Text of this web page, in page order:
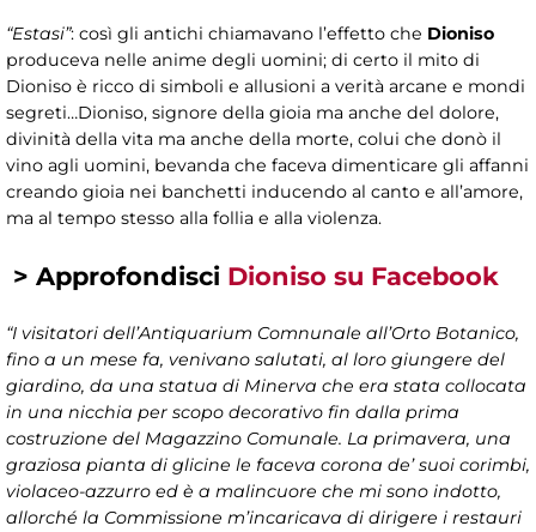
“Estasi”: così gli antichi chiamavano l’effetto che Dioniso
produceva nelle anime degli uomini; di certo il mito di
Dioniso è ricco di simboli e allusioni a verità arcane e mondi
segreti…Dioniso, signore della gioia ma anche del dolore,
divinità della vita ma anche della morte, colui che donò il
vino agli uomini, bevanda che faceva dimenticare gli affanni
creando gioia nei banchetti inducendo al canto e all’amore,
ma al tempo stesso alla follia e alla violenza.
> Approfondisci Dioniso su Facebook
“I visitatori dell’Antiquarium Comnunale all’Orto Botanico,
fino a un mese fa, venivano salutati, al loro giungere del
giardino, da una statua di Minerva che era stata collocata
in una nicchia per scopo decorativo fin dalla prima
costruzione del Magazzino Comunale. La primavera, una
graziosa pianta di glicine le faceva corona de’ suoi corimbi,
violaceo-azzurro ed è a malincuore che mi sono indotto,
allorché la Commissione m’incaricava di dirigere i restauri